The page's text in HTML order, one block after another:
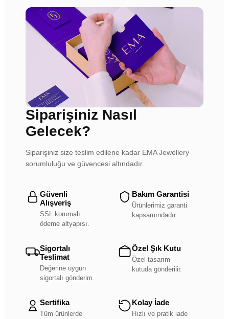
Siparişiniz Nasıl
Gelecek?
Siparişiniz size teslim edilene kadar EMA Jewellery
sorumluluğu ve güvencesi altındadır.
Güvenli
Alışveriş
SSL korumalı
ödeme altyapısı.
Bakım Garantisi
Ürünlerimiz garanti
kapsamındadır.
Sigortalı
Teslimat
Değerine uygun
sigortalı gönderim.
Özel Şık Kutu
Özel tasarım
kutuda gönderilir.
Sertifika
Tüm ürünlerde
Kolay İade
Hızlı ve pratik iade